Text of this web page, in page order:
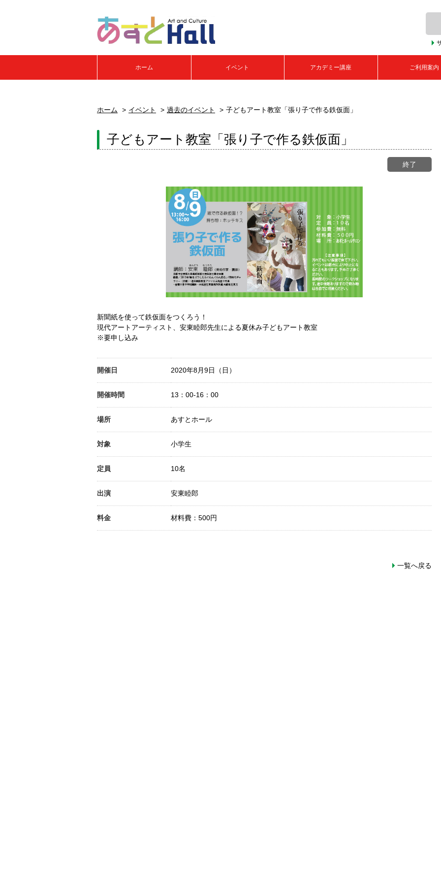
ホーム イベント アカデミー講座 ご利用案内
ホーム イベント 過去のイベント 子どもアート教室「張り子で作る鉄仮面」
子どもアート教室「張り子で作る鉄仮面」
終了
新聞紙を使って鉄仮面をつくろう！
現代アートアーティスト、安東睦郎先生による夏休み子どもアート教室
※要申し込み
開催日 2020年8月9日（日）
開催時間 13：00-16：00
場所 あすとホール
対象 小学生
定員 10名
出演 安東睦郎
料金 材料費：500円
一覧へ戻る